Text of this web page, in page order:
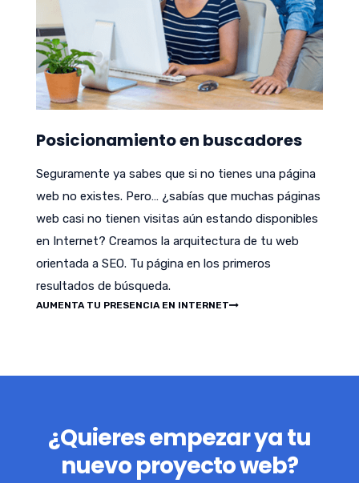
Posicionamiento en buscadores
Seguramente ya sabes que si no tienes una página
web no existes. Pero… ¿sabías que muchas páginas
web casi no tienen visitas aún estando disponibles
en Internet? Creamos la arquitectura de tu web
orientada a SEO. Tu página en los primeros
resultados de búsqueda.
AUMENTA TU PRESENCIA EN INTERNET
¿Quieres empezar ya tu
nuevo proyecto web?